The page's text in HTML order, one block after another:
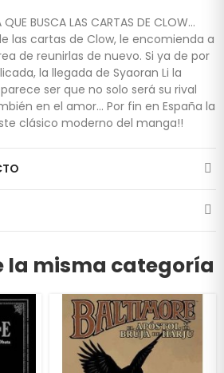
QUE BUSCA LAS CARTAS DE CLOW...
las cartas de Clow, le encomienda a
de reunirlas de nuevo. Si ya de por
la llegada de Syaoran Li la
ser que no solo será su rival
en el amor... Por fin en España la
clásico moderno del manga!!
la misma categoría